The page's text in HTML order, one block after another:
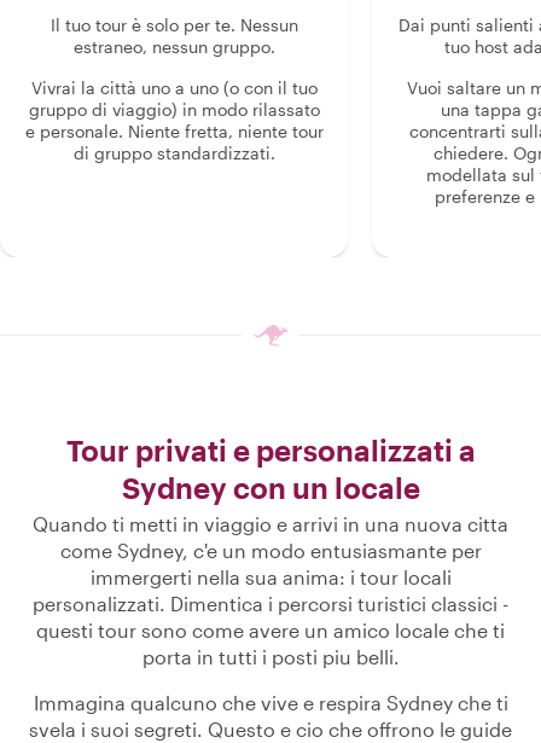
Il tuo tour è solo per te. Nessun
estraneo, nessun gruppo.
Vivrai la città uno a uno (o con il tuo
gruppo di viaggio) in modo rilassato
e personale. Niente fretta, niente tour
di gruppo standardizzati.
Dai punti salienti
tuo host
Vuoi saltare un
una tappa
concentrarti
chiedere.
modellata sul
preferenze
Tour privati e personalizzati a
Sydney con un locale
Quando ti metti in viaggio e arrivi in una nuova citta
come Sydney, c'e un modo entusiasmante per
immergerti nella sua anima: i tour locali
personalizzati. Dimentica i percorsi turistici classici -
questi tour sono come avere un amico locale che ti
porta in tutti i posti piu belli.
Immagina qualcuno che vive e respira Sydney che ti
svela i suoi segreti. Questo e cio che offrono le guide